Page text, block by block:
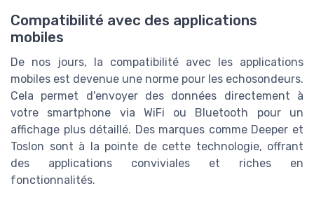
Compatibilité avec des applications
mobiles
De nos jours, la compatibilité avec les applications
mobiles est devenue une norme pour les echosondeurs.
Cela permet d'envoyer des données directement à
votre smartphone via WiFi ou Bluetooth pour un
affichage plus détaillé. Des marques comme Deeper et
Toslon sont à la pointe de cette technologie, offrant
des applications conviviales et riches en
fonctionnalités.